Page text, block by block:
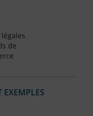
de
EXEMPLES